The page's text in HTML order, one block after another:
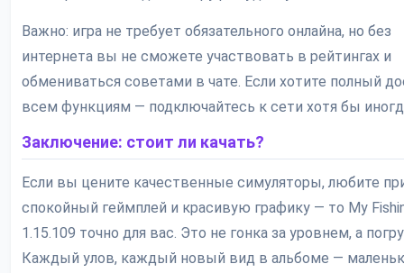
Важно: игра не требует обязательного онлайна, но без
интернета вы не сможете участвовать в рейтингах и
обмениваться советами в чате. Если хотите полный
всем функциям — подключайтесь к сети хотя бы
Заключение: стоит ли качать?
Если вы цените качественные симуляторы, любите
спокойный геймплей и красивую графику — то My
1.15.109 точно для вас. Это не гонка за уровнем, а
Каждый улов, каждый новый вид в альбоме —